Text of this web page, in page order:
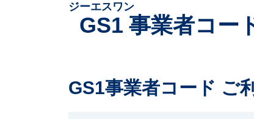
GS1
ジーエスワン
事業者コー
GS1事業者コード ご